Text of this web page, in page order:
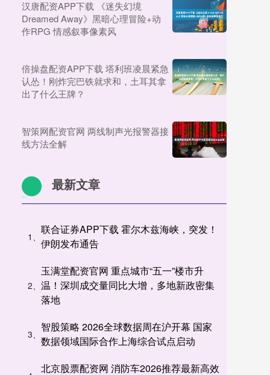
汉唐配资APP下载 《迷失幻境
Dreamed Away》黑暗心理冒险+动
作RPG 情感叙事像素风
倍操盘配资APP下载 塔利班凌晨紧急
认怂！刚炸完巴铁就求和，土耳其拿
出了什么王牌？
智策网配资官网 两线制声光报警器接
线方法全解
最新文章
1、
联合证券APP下载 霍尔木兹海峡，突发！
伊朗发布通告
2、
玉满堂配资官网 重点城市“五一”楼市升
温！深圳成交量同比大增，多地新政密集
落地
3、
智股策略 2026全球数据周在沪开幕 国家
数据领域国际合作上海综合试点启动
北京股票配资网 消防车2026推荐最新高效